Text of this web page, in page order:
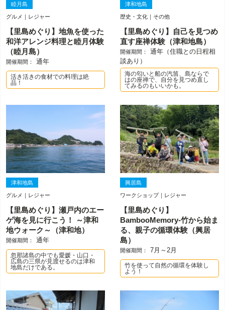
睦月島
グルメ｜レジャー
【里島めぐり】地魚を使った
和洋アレンジ料理と睦月体験
（睦月島）
開催期間： 通年
活き活きの食材での料理は絶
品！
津和地島
歴史・文化｜その他
【里島めぐり】自己を見つめ
直す座禅体験（津和地島）
開催期間：
通年（住職との日程相
談あり）
海の匂いと船の汽笛、島ならで
はの座禅で、自分を見つめ直し
てみるのもいいかも。
津和地島
グルメ｜レジャー
【里島めぐり】瀬戸内のエー
ゲ海を見に行こう！ ～津和
地ウォーク～（津和地）
開催期間： 通年
忽那諸島の中でも愛媛・山口・
広島の三県が見渡せるのは津和
地島だけである。
興居島
ワークショップ｜レジャー
【里島めぐり】
BambooMemory-竹から始ま
る、親子の循環体験（興居
島）
開催期間： 7月～2月
竹を使って自然の循環を体験し
よう！